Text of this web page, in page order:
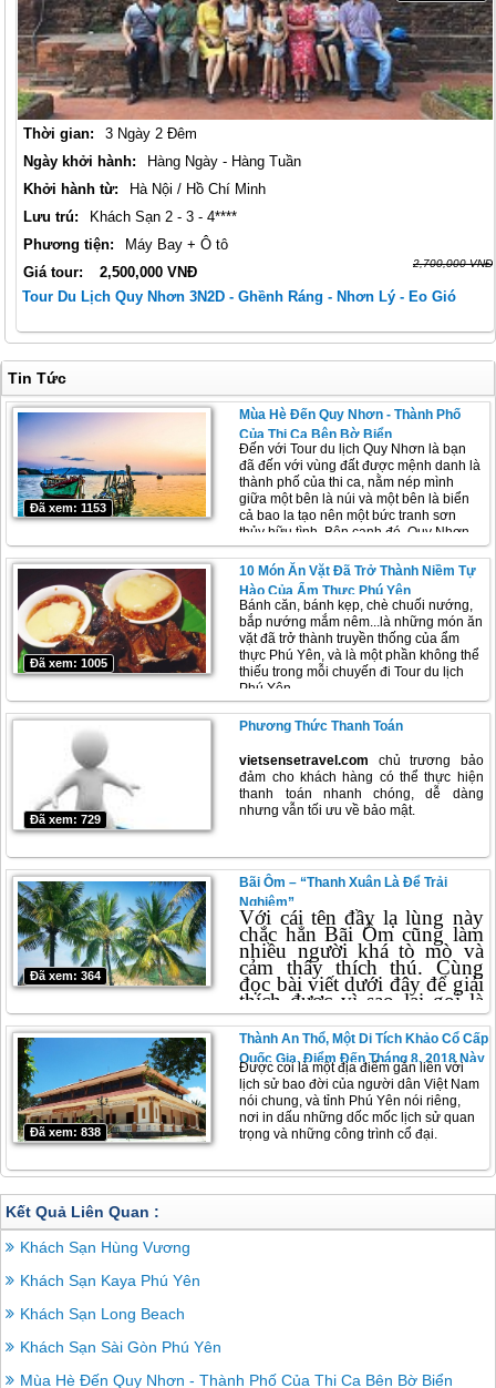
Thời gian:
3 Ngày 2 Đêm
Ngày khởi hành:
Hàng Ngày - Hàng Tuần
Khởi hành từ:
Hà Nội / Hồ Chí Minh
Lưu trú:
Khách Sạn 2 - 3 - 4****
Phương tiện:
Máy Bay + Ô tô
Giá tour:
2,700,000 VNĐ
2,500,000 VNĐ
Tour Du Lịch Quy Nhơn 3N2D - Ghềnh Ráng - Nhơn Lý - Eo Gió
Tin Tức
Đến với Tour du lịch Quy Nhơn là bạn
đã đến với vùng đất được mệnh danh là
thành phố của thi ca, nằm nép mình
giữa một bên là núi và một bên là biển
cả bao la tạo nên một bức tranh sơn
thủy hữu tình. Bên cạnh đó, Quy Nhơn
còn có nhiều điểm đến thăm quan hấp
dẫn như: Tháp Chăm Bánh Ít; Cụm tháp
có lịch sử gần 1.000 năm tuổi; Khu mộ
Hàn Mặc Tử, Làng chài Hải Minh, Eo
Gió, Kỳ Co…
Đã xem: 1153
Mùa Hè Đến Quy Nhơn - Thành Phố
Của Thi Ca Bên Bờ Biển
Bánh căn, bánh kẹp, chè chuối nướng,
bắp nướng mắm nêm...là những món ăn
vặt đã trở thành truyền thống của ẩm
thực Phú Yên, và là một phần không thể
thiếu trong mỗi chuyến đi Tour du lịch
Phú Yên.
Đã xem: 1005
10 Món Ăn Vặt Đã Trở Thành Niềm Tự
Hào Của Ẩm Thực Phú Yên
vietsensetravel.com
chủ trương bảo
đảm cho khách hàng có thể thực hiện
thanh toán nhanh chóng, dễ dàng
nhưng vẫn tối ưu về bảo mật.
Đã xem: 729
Phương Thức Thanh Toán
Với cái tên đầy lạ lùng này
chắc hẳn Bãi Ôm cũng làm
nhiều người khá tò mò và
cảm thây thích thú. Cùng
đọc bài viết dưới đây để giải
thích được vì sao lại gọi là
Bãi Ôm nhé.Với cái tên đầy
lạ lùng này chắc hẳn Bãi
Ôm cũng làm nhiều người
khá tò mò và cảm thây thích
thú. Cùng đọc bài viết dưới
đây để giải thích được vì sao
lại gọi là Bãi Ôm nhé.
Đã xem: 364
Bãi Ôm – “thanh Xuân Là Để Trải
Nghiệm”
Được coi là một địa điểm gắn liền với
lịch sử bao đời của người dân Việt Nam
nói chung, và tỉnh Phú Yên nói riêng,
nơi in dấu những dốc mốc lịch sử quan
trọng và những công trình cổ đại.
Đã xem: 838
Thành An Thổ, Một Di Tích Khảo Cổ Cấp
Quốc Gia, Điểm Đến Tháng 8, 2018 Này
Kết Quả Liên Quan :
Khách Sạn Hùng Vương
Khách Sạn Kaya Phú Yên
Khách Sạn Long Beach
Khách Sạn Sài Gòn Phú Yên
Mùa Hè Đến Quy Nhơn - Thành Phố Của Thi Ca Bên Bờ Biển